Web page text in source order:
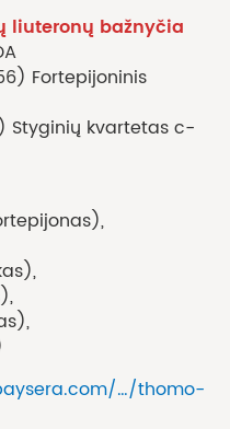
liuteronų bažnyčia
Fortepijoninis
Styginių kvartetas c-
…/thomo-